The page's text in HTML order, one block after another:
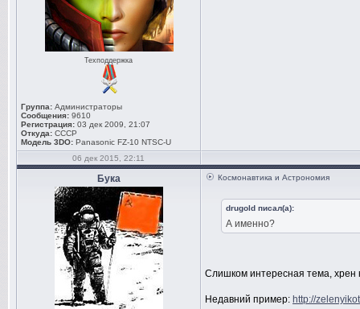
Техподдержка
Группа: Администраторы
Сообщения: 9610
Регистрация: 03 дек 2009, 21:07
Откуда: СССР
Модель 3DO: Panasonic FZ-10 NTSC-U
06 дек 2015, 22:11
Бука Космонавтика и Астрономия
drugold писал(а):
А именно?
Слишком интересная тема, хрен
Недавний пример: http://